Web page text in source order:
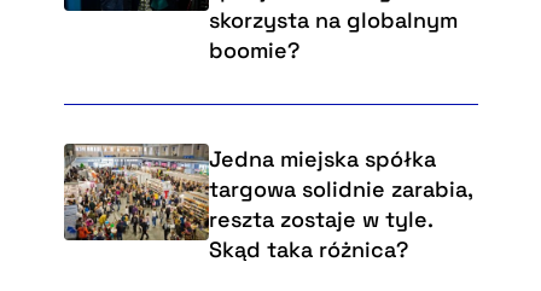
skorzysta na globalnym
boomie?
Jedna miejska spółka
targowa solidnie zarabia,
reszta zostaje w tyle.
Skąd taka różnica?